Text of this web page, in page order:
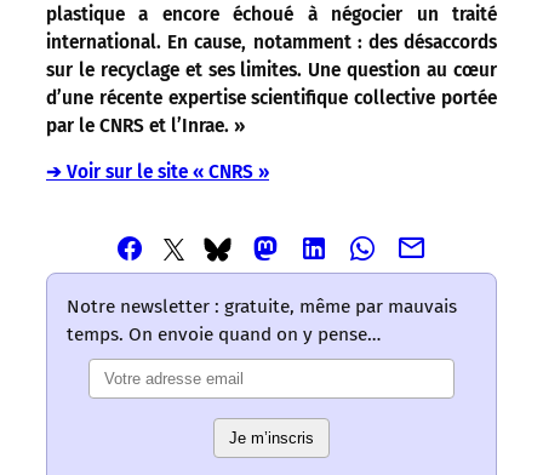
plastique a encore échoué à négocier un traité
international. En cause, notamment : des désaccords
sur le recyclage et ses limites. Une question au cœur
d’une récente expertise scientifique collective portée
par le CNRS et l’Inrae. »
➔ Voir sur le site « CNRS »
Partager
cet
article
–
Les
Partager
cet
article
via
Twitter
–
Partager
cet
article
via
Bluesky
–
Les
mots
Partager
cet
article
via
Mastodon
Les
mots
ont
Partager
cet
article
Linkedin
Les
mots
ont
Partager
cet
via
Les
Partager
cet
article
Les
Notre newsletter : gratuite, même par mauvais
temps. On envoie quand on y pense…
Je m’inscris